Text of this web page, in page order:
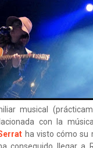
musical
con la
ha visto cómo su